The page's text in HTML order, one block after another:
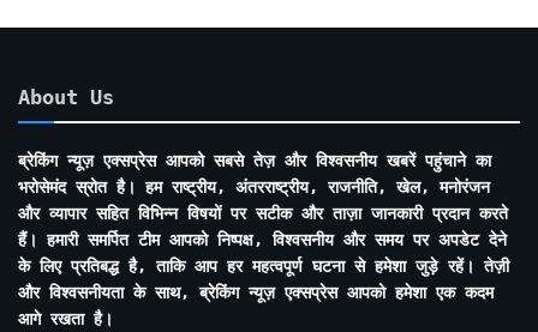
About Us
ब्रेकिंग न्यूज़ एक्सप्रेस आपको सबसे तेज़ और विश्वसनीय खबरें पहुंचाने का
भरोसेमंद स्रोत है। हम राष्ट्रीय, अंतरराष्ट्रीय, राजनीति, खेल, मनोरंजन
और व्यापार सहित विभिन्न विषयों पर सटीक और ताज़ा जानकारी प्रदान करते
हैं। हमारी समर्पित टीम आपको निष्पक्ष, विश्वसनीय और समय पर अपडेट देने
के लिए प्रतिबद्ध है, ताकि आप हर महत्वपूर्ण घटना से हमेशा जुड़े रहें। तेज़ी
और विश्वसनीयता के साथ, ब्रेकिंग न्यूज़ एक्सप्रेस आपको हमेशा एक कदम
आगे रखता है।